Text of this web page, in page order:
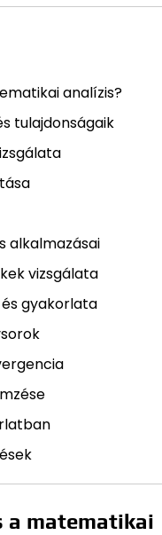
analízis?
tulajdonságaik
alkalmazásai
vizsgálata
gyakorlata
a matematikai